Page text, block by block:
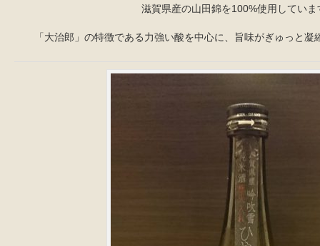
滋賀県産の山田錦を100%使用していま
「大治郎」の特徴である力強い酸を中心に、旨味がぎゅっと